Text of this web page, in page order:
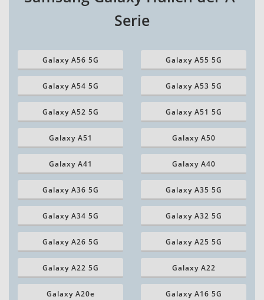
Serie
Galaxy A56 5G Galaxy A55 5G
Galaxy A54 5G Galaxy A53 5G
Galaxy A52 5G Galaxy A51 5G
Galaxy A51 Galaxy A50
Galaxy A41 Galaxy A40
Galaxy A36 5G Galaxy A35 5G
Galaxy A34 5G Galaxy A32 5G
Galaxy A26 5G Galaxy A25 5G
Galaxy A22 5G Galaxy A22
Galaxy A20e Galaxy A16 5G